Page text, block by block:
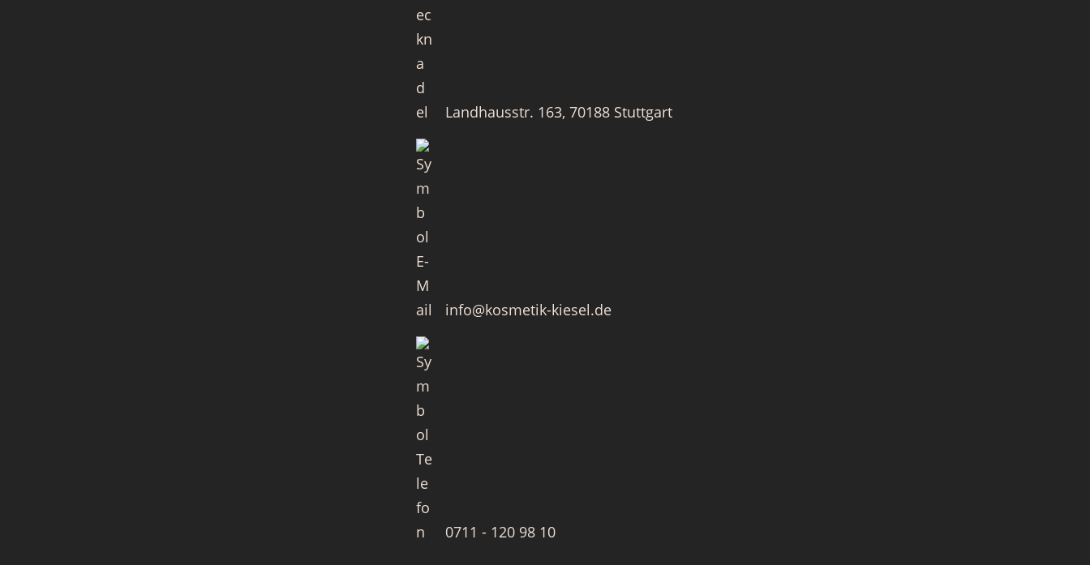
Landhausstr. 163, 70188 Stuttgart
info@kosmetik-kiesel.de
0711 - 120 98 10